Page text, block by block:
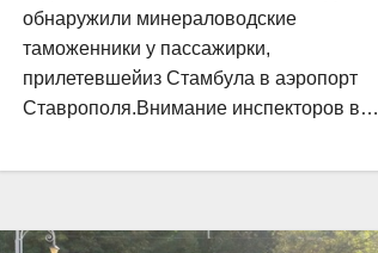
обнаружили минераловодские
таможенники у пассажирки,
прилетевшейиз Стамбула в аэропорт
Ставрополя.Внимание инспекторов в…